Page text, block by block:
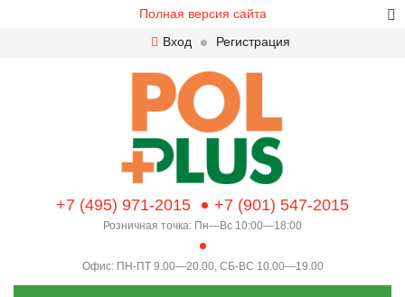
Полная версия сайта
Вход
Регистрация
+7 (495) 971-2015 +7 (901) 547-2015
Розничная точка: Пн—Вс 10:00—18:00
Офис: ПН-ПТ 9.00—20.00, СБ-ВС 10.00—19.00